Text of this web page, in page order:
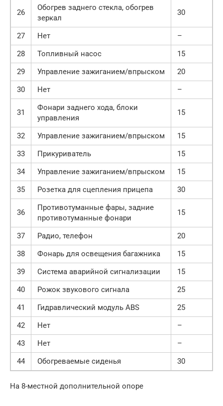
26
Обогрев заднего стекла, обогрев
зеркал
30
27 Нет
–
28
Топливный насос
15
29
Управление зажиганием/впрыском
20
30
Нет –
31
Фонари заднего хода, блоки
управления
15
32 Управление зажиганием/впрыском
15
33
Прикуриватель
15
34
Управление зажиганием/впрыском
15
35
Розетка для сцепления прицепа 30
36
Противотуманные фары, задние
противотуманные фонари
15
37 Радио, телефон
20
38
Фонарь для освещения багажника
15
39
Система аварийной сигнализации
15
40
Рожок звукового сигнала
25
41
Гидравлический модуль ABS
25
42
Нет
–
43
Нет
–
44
Обогреваемые сиденья 30
На 8-местной дополнительной опоре